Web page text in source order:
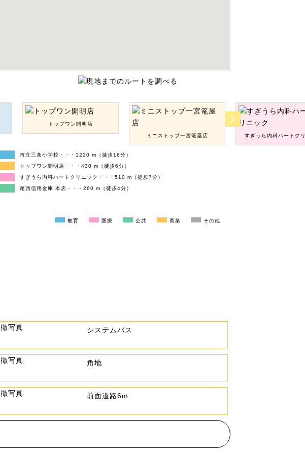
トップワン開明店
ミニストップ一宮篭屋店 すぎうら内科ハートク
市立三条小学校・・・1220 m（徒歩16分）
トップワン開明店・・・430 m（徒歩6分）
すぎうら内科ハートクリニック・・・510 m（徒歩7分）
尾西信用金庫 本店・・・260 m（徒歩4分）
教育 医療 公共 商業 その他
システムバス
角地
前面道路6m